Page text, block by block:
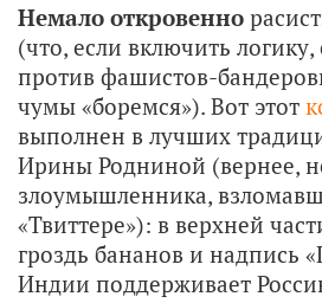
Немало откровенно
(что, если включить
против фашистов-
чумы «боремся»). Вот этот
выполнен в лучших
Ирины Родниной (вернее,
злоумышленника,
«Твиттере»): в верхней
гроздь бананов и надпись
Индии поддерживает